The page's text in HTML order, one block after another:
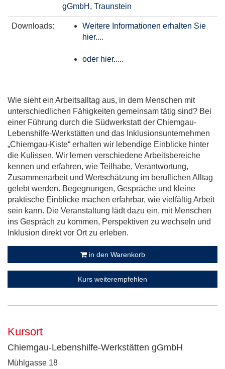
gGmbH, Traunstein
Downloads:
Weitere Informationen erhalten Sie
hier....
oder hier.....
Wie sieht ein Arbeitsalltag aus, in dem Menschen mit
unterschiedlichen Fähigkeiten gemeinsam tätig sind? Bei
einer Führung durch die Südwerkstatt der Chiemgau-
Lebenshilfe-Werkstätten und das Inklusionsunternehmen
„Chiemgau-Kiste“ erhalten wir lebendige Einblicke hinter
die Kulissen. Wir lernen verschiedene Arbeitsbereiche
kennen und erfahren, wie Teilhabe, Verantwortung,
Zusammenarbeit und Wertschätzung im beruflichen Alltag
gelebt werden. Begegnungen, Gespräche und kleine
praktische Einblicke machen erfahrbar, wie vielfältig Arbeit
sein kann. Die Veranstaltung lädt dazu ein, mit Menschen
ins Gespräch zu kommen, Perspektiven zu wechseln und
Inklusion direkt vor Ort zu erleben.
in den Warenkorb
Kurs weiterempfehlen
Kursort
Chiemgau-Lebenshilfe-Werkstätten gGmbH
Adresse:
Mühlgasse 18